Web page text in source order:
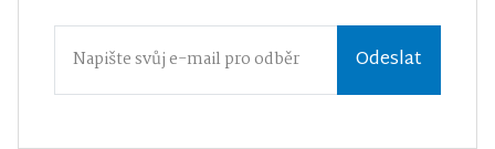
Odeslat